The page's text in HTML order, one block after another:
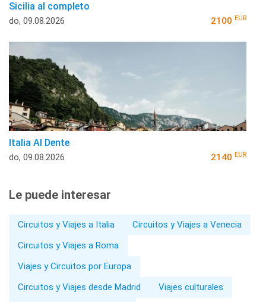
Sicilia al completo
do, 09.08.2026 2100 EUR
Italia Al Dente
do, 09.08.2026 2140 EUR
Le puede interesar
Circuitos y Viajes a Italia
Circuitos y Viajes a Venecia
Circuitos y Viajes a Roma
Viajes y Circuitos por Europa
Circuitos y Viajes desde Madrid
Viajes culturales